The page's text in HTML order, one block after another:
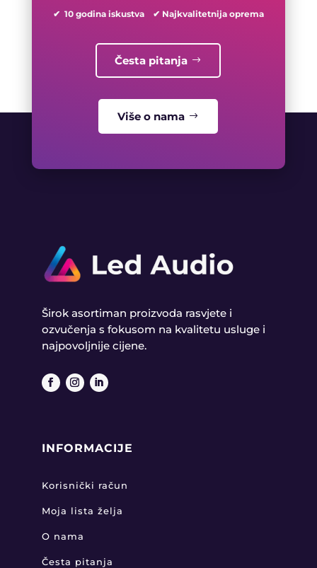
✔ 10 godina iskustva ✔ Najkvalitetnija oprema
Česta pitanja
Više o nama
Širok asortiman proizvoda rasvjete i
ozvučenja s fokusom na kvalitetu usluge i
najpovoljnije cijene.
INFORMACIJE
Korisnički račun
Moja lista želja
O nama
Česta pitanja